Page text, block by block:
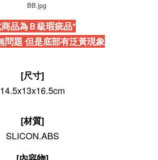
品為Ｂ級瑕疵品*
問題 但是底部有泛黃現象
[尺寸]
14.5x13x16.5cm
[材質]
SLICON.ABS